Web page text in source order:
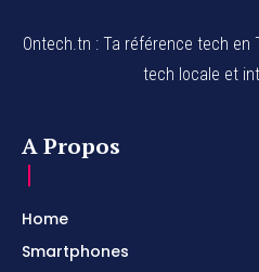
Ontech.tn : Ta référence tech en
tech locale et
A Propos
Home
Smartphones